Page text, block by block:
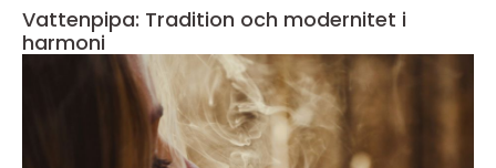
Vattenpipa: Tradition och modernitet i
harmoni